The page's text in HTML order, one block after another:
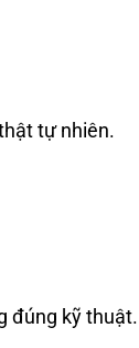
tự nhiên.
đúng kỹ thuật.